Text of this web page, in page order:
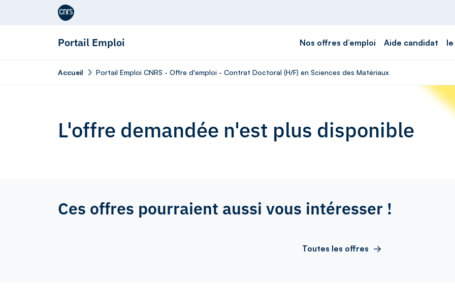
Aller au contenu
Portail Emploi Nos offres d’emploi Aide candidat
Accueil Portail Emploi CNRS - Offre d'emploi - Contrat Doctoral (H/F) en Sciences des Matériaux
L'offre demandée n'est plus disponible
Ces offres pourraient aussi vous intéresser !
Toutes les offres